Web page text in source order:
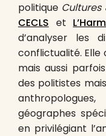
politique Cultures
CECLS et
d’analyser les
conflictualité. Elle
mais aussi
des politistes
géographes
en privilégiant